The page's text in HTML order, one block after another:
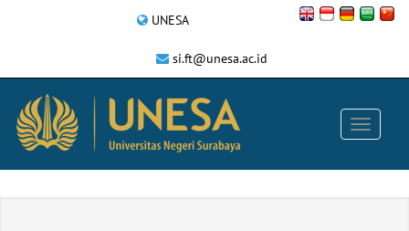
UNESA
si.ft@unesa.ac.id